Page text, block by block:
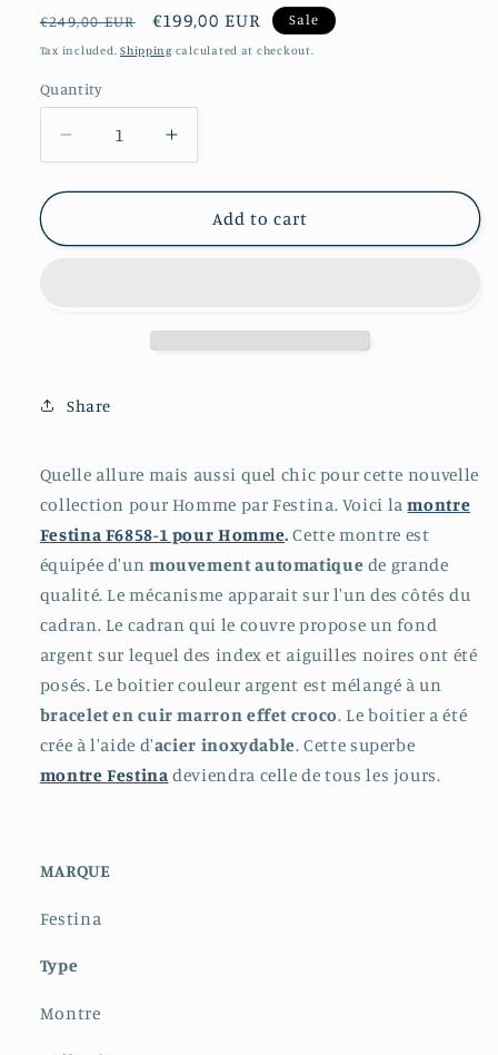
Regular
price
€249,00 EUR
Sale
price
€199,00 EUR Sale
Tax included.Shipping calculated at checkout.
Quantity
Decrease
quantity
for
Montre
Automatique
Marron
Homme
Increase
quantity
for
FESTINA
Montre
Marron
Homme
Add to cart
Share
Quelle allure mais aussi quel chic pour cette nouvelle
collection pour Homme par Festina. Voici la montre
Festina F6858-1 pour Homme. Cette montre est
équipée d'un mouvement automatique de grande
qualité. Le mécanisme apparait sur l'un des côtés du
cadran. Le cadran qui le couvre propose un fond
argent sur lequel des index et aiguilles noires ont été
posés. Le boitier couleur argent est mélangé à un
bracelet en cuir marron effet croco. Le boitier a été
crée à l'aide d'acier inoxydable. Cette superbe
montre Festina deviendra celle de tous les jours.
MARQUE
Festina
Type
Montre